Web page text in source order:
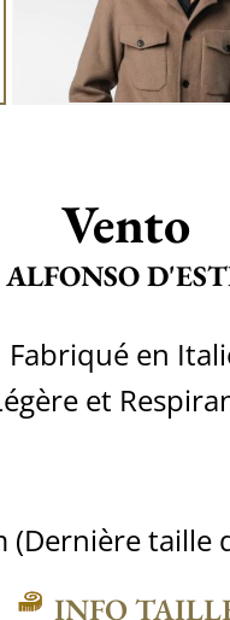
Vento
ALFONSO
Fabriqué en
et
(Dernière taille
INFO